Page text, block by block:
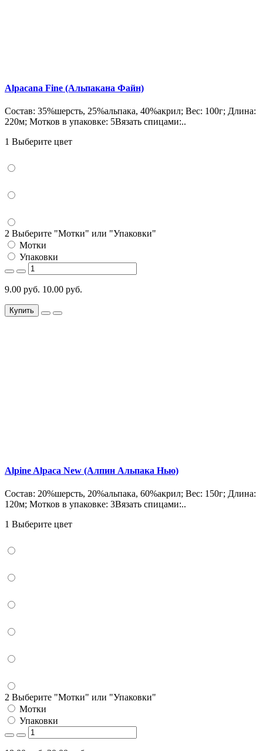
Alpacana Fine (Альпакана Файн)
Состав: 35%шерсть, 25%альпака, 40%акрил; Вес: 100г; Длина:
220м; Мотков в упаковке: 5Вязать спицами:..
1 Выберите цвет
2 Выберите "Мотки" или "Упаковки"
Мотки
Упаковки
9.00 руб. 10.00 руб.
Купить
Alpine Alpaca New (Алпин Альпака Нью)
Состав: 20%шерсть, 20%альпака, 60%акрил; Вес: 150г; Длина:
120м; Мотков в упаковке: 3Вязать спицами:..
1 Выберите цвет
2 Выберите "Мотки" или "Упаковки"
Мотки
Упаковки